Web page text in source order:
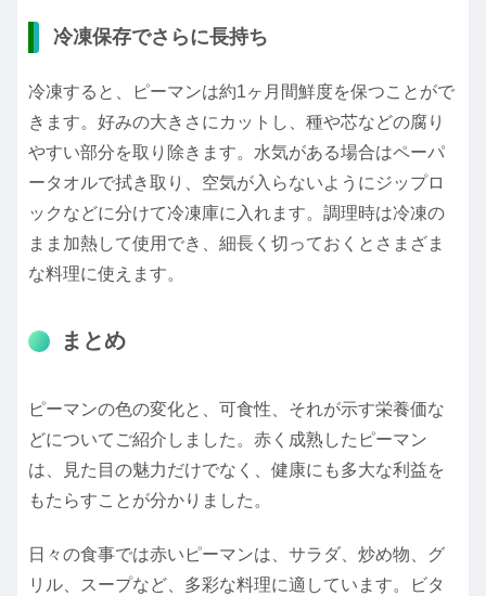
冷凍保存でさらに長持ち
冷凍すると、ピーマンは約1ヶ月間鮮度を保つことがで
きます。好みの大きさにカットし、種や芯などの腐り
やすい部分を取り除きます。水気がある場合はペーパ
ータオルで拭き取り、空気が入らないようにジップロ
ックなどに分けて冷凍庫に入れます。調理時は冷凍の
まま加熱して使用でき、細長く切っておくとさまざま
な料理に使えます。
まとめ
ピーマンの色の変化と、可食性、それが示す栄養価な
どについてご紹介しました。赤く成熟したピーマン
は、見た目の魅力だけでなく、健康にも多大な利益を
もたらすことが分かりました。
日々の食事では赤いピーマンは、サラダ、炒め物、グ
リル、スープなど、多彩な料理に適しています。ビタ